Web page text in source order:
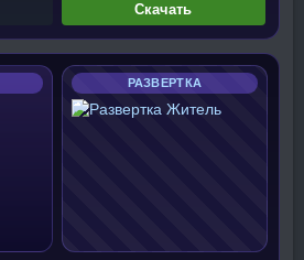
Скачать
РАЗВЕРТКА